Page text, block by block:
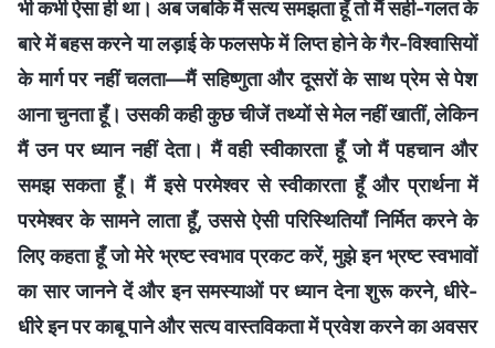
भी कभी ऐसा ही था। अब जबकि मैं सत्य समझता हूँ तो मैं सही-गलत के
बारे में बहस करने या लड़ाई के फलसफे में लिप्त होने के गैर-विश्वासियों
के मार्ग पर नहीं चलता—मैं सहिष्णुता और दूसरों के साथ प्रेम से पेश
आना चुनता हूँ। उसकी कही कुछ चीजें तथ्यों से मेल नहीं खातीं, लेकिन
मैं उन पर ध्यान नहीं देता। मैं वही स्वीकारता हूँ जो मैं पहचान और
समझ सकता हूँ। मैं इसे परमेश्वर से स्वीकारता हूँ और प्रार्थना में
परमेश्वर के सामने लाता हूँ, उससे ऐसी परिस्थितियाँ निर्मित करने के
लिए कहता हूँ जो मेरे भ्रष्ट स्वभाव प्रकट करें, मुझे इन भ्रष्ट स्वभावों
का सार जानने दें और इन समस्याओं पर ध्यान देना शुरू करने, धीरे-
धीरे इन पर काबू पाने और सत्य वास्तविकता में प्रवेश करने का अवसर